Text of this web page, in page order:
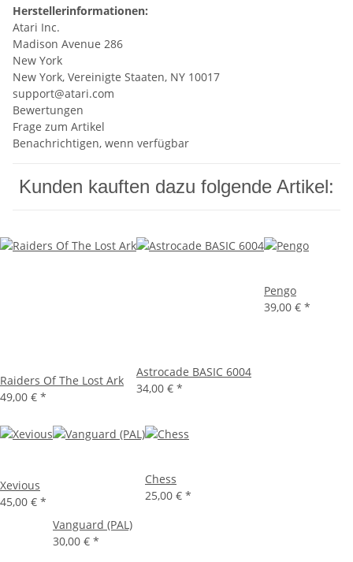
Herstellerinformationen:
Atari Inc.
Madison Avenue 286
New York
New York, Vereinigte Staaten, NY 10017
support@atari.com
Bewertungen
Frage zum Artikel
Benachrichtigen, wenn verfügbar
Kunden kauften dazu folgende Artikel:
Raiders Of The Lost Ark
49,00 € *
Astrocade BASIC 6004
34,00 € *
Pengo
39,00 € *
Xevious
45,00 € *
Vanguard (PAL)
30,00 € *
Chess
25,00 € *